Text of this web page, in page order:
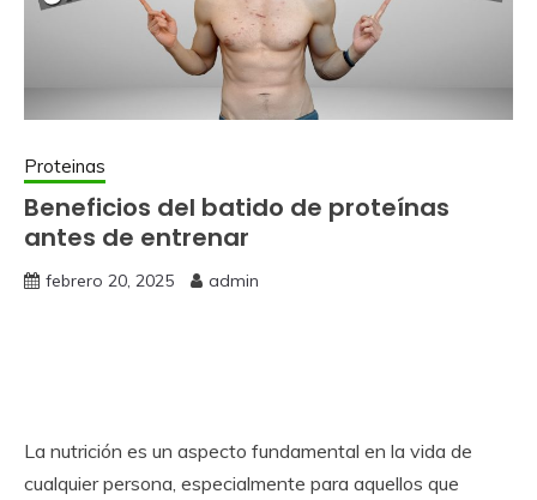
Proteinas
Beneficios del batido de proteínas
antes de entrenar
febrero 20, 2025 admin
La nutrición es un aspecto fundamental en la vida de
cualquier persona, especialmente para aquellos que